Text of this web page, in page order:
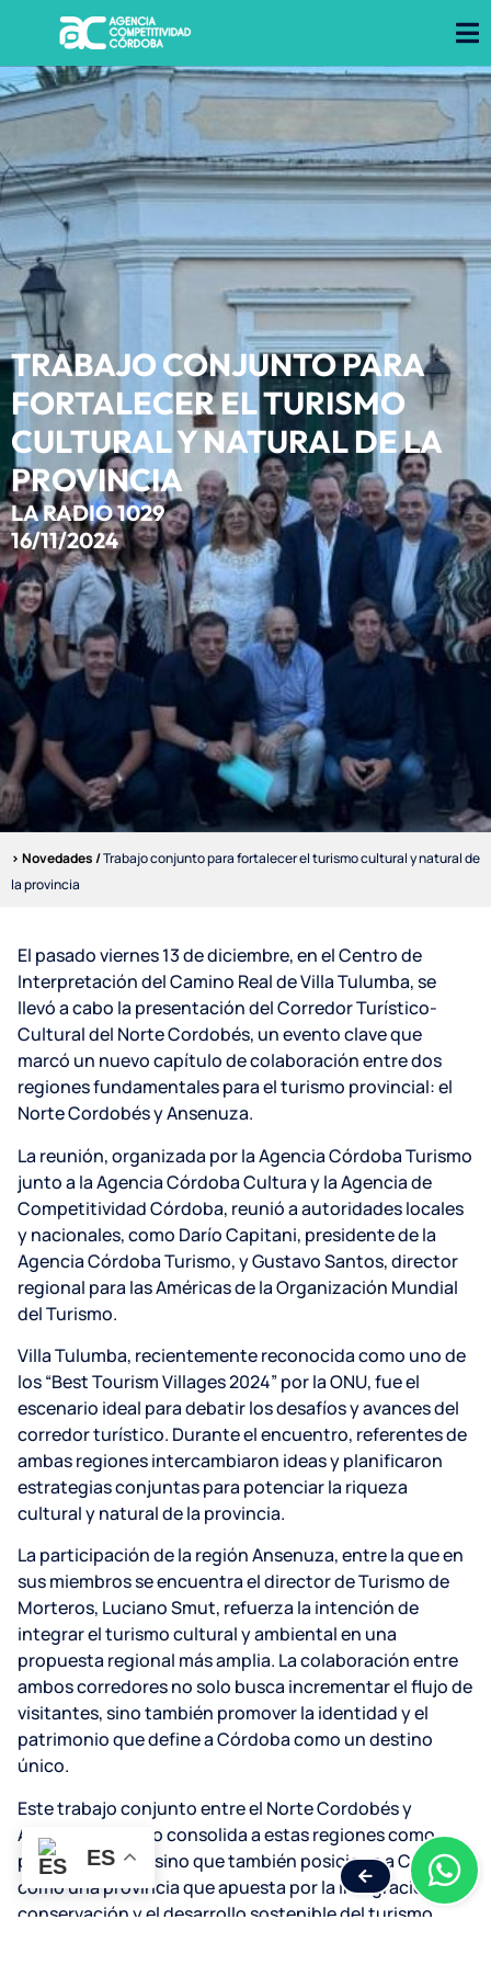
TRABAJO CONJUNTO PARA
FORTALECER EL TURISMO
CULTURAL Y NATURAL DE LA
PROVINCIA
LA RADIO 1029
16/11/2024
> Novedades /Trabajo conjunto para fortalecer el turismo cultural y natural de
la provincia
El pasado viernes 13 de diciembre, en el Centro de
Interpretación del Camino Real de Villa Tulumba, se
llevó a cabo la presentación del Corredor Turístico-
Cultural del Norte Cordobés, un evento clave que
marcó un nuevo capítulo de colaboración entre dos
regiones fundamentales para el turismo provincial: el
Norte Cordobés y Ansenuza.
La reunión, organizada por la Agencia Córdoba Turismo
junto a la Agencia Córdoba Cultura y la Agencia de
Competitividad Córdoba, reunió a autoridades locales
y nacionales, como Darío Capitani, presidente de la
Agencia Córdoba Turismo, y Gustavo Santos, director
regional para las Américas de la Organización Mundial
del Turismo.
Villa Tulumba, recientemente reconocida como uno de
los “Best Tourism Villages 2024” por la ONU, fue el
escenario ideal para debatir los desafíos y avances del
corredor turístico. Durante el encuentro, referentes de
ambas regiones intercambiaron ideas y planificaron
estrategias conjuntas para potenciar la riqueza
cultural y natural de la provincia.
La participación de la región Ansenuza, entre la que en
sus miembros se encuentra el director de Turismo de
Morteros, Luciano Smut, refuerza la intención de
integrar el turismo cultural y ambiental en una
propuesta regional más amplia. La colaboración entre
ambos corredores no solo busca incrementar el flujo de
visitantes, sino también promover la identidad y el
patrimonio que define a Córdoba como un destino
único.
Este trabajo conjunto entre el Norte Cordobés y
Ansenuza no solo consolida a estas regiones como
polos turísticos, sino que también posiciona a Córdoba
como una provincia que apuesta por la integración, la
conservación y el desarrollo sostenible del turismo.
ES